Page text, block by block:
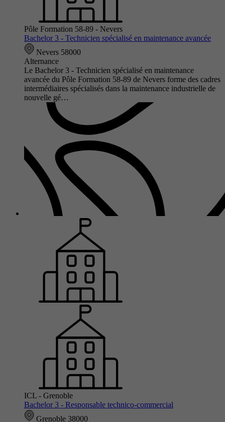
Pôle Formation 58-89 - Nevers
Bachelor 3 - Technicien spécialisé en maintenance avancée
Nevers 58000
Alternance
Le Bachelor 3 - Technicien spécialisé en maintenance
avancée du Pôle Formation 58-89 de Nevers forme des cadres
intermédiaires spécialisés dans la maintenance industrielle de
nouvelle gé…
ICL - Grenoble
Bachelor 3 - Responsable technico-commercial
Grenoble 38000